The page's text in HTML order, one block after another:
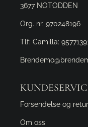
3677 NOTODDEN
Org. nr. 970248196
Tlf: Camilla:
Forsendelse og retur
Om oss